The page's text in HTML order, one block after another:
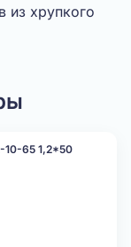
из хрупкого
10-65 1,2*50